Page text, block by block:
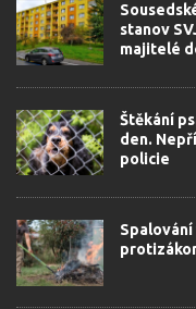
stanov
majitelé
Štěkání
den.
policie